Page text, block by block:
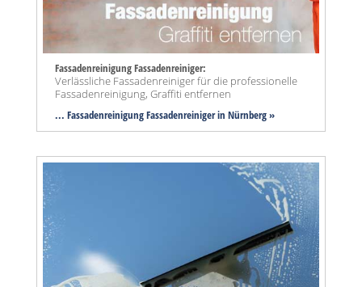
Fassadenreinigung Fassadenreiniger:
Verlässliche Fassadenreiniger für die professionelle
Fassadenreinigung, Graffiti entfernen
... Fassadenreinigung Fassadenreiniger in Nürnberg »